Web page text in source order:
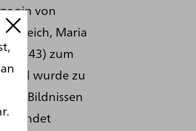
von
Maria
zum
und wurde zu
Bildnissen